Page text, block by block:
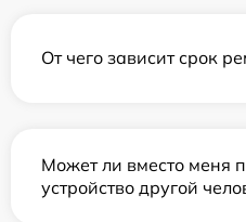
От чего зависит срок
Может ли вместо меня
устройство другой